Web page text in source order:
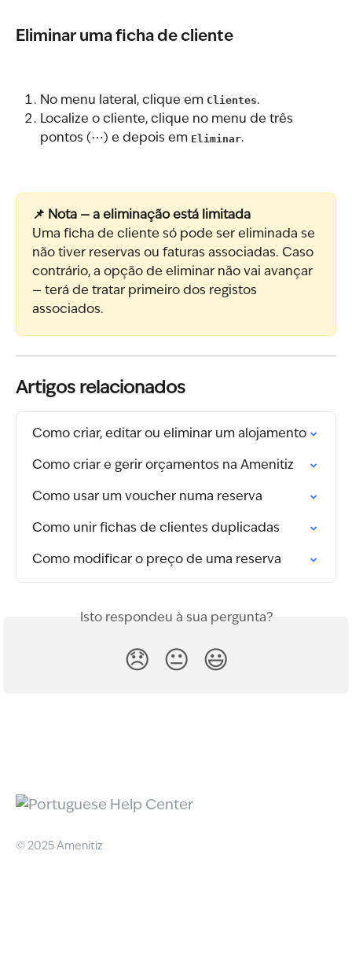
Eliminar uma ficha de cliente
No menu lateral, clique em Clientes.
Localize o cliente, clique no menu de três
pontos (⋯) e depois em Eliminar.
📌 Nota — a eliminação está limitada
Uma ficha de cliente só pode ser eliminada se
não tiver reservas ou faturas associadas. Caso
contrário, a opção de eliminar não vai avançar
— terá de tratar primeiro dos registos
associados.
Artigos relacionados
Como criar, editar ou eliminar um alojamento
Como criar e gerir orçamentos na Amenitiz
Como usar um voucher numa reserva
Como unir fichas de clientes duplicadas
Como modificar o preço de uma reserva
Isto respondeu à sua pergunta?
😞 😐 😃
© 2025 Amenitiz